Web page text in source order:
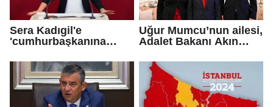
Sera Kadıgil'e
'cumhurbaşkanına
soruşturması
Uğur Mumcu’nun ailesi,
Adalet Bakanı Akın